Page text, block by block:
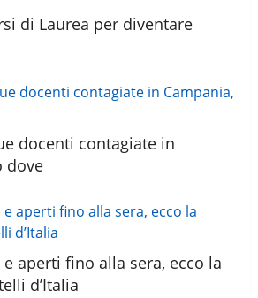
di Laurea per diventare
docenti contagiate in
dove
aperti fino alla sera, ecco la
d’Italia